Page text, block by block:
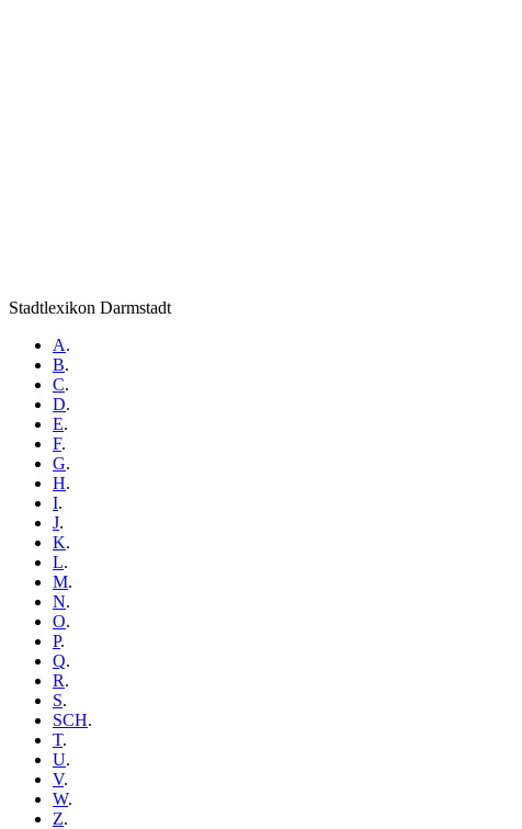
Stadtlexikon Darmstadt
A.
B.
C.
D.
E.
F.
G.
H.
I.
J.
K.
L.
M.
N.
O.
P.
Q.
R.
S.
SCH.
T.
U.
V.
W.
Z.